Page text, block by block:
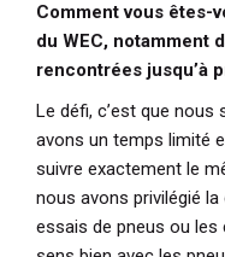
Comment vous êtes-
du WEC, notamment
rencontrées jusqu’à
Le défi, c’est que
avons un temps limité
suivre exactement le
nous avons privilégié
essais de pneus ou les